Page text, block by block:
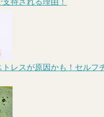
トレスが原因かも！セルフ